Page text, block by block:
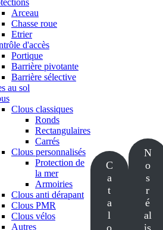
Arceau
Chasse roue
Etrier
d'accès
Portique
Barrière pivotante
Barrière sélective
au sol
Clous classiques
Ronds
Rectangulaires
Carrés
Clous personnalisés
Protection de
la mer
Armoiries
Clous anti dérapant
Clous PMR
Clous vélos
Autres
C
a
t
a
l
o
N
o
s
r
é
al
is